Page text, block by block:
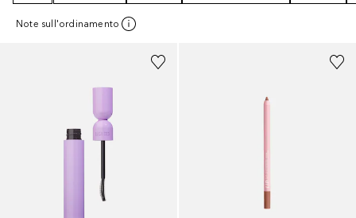
Note sull'ordinamento